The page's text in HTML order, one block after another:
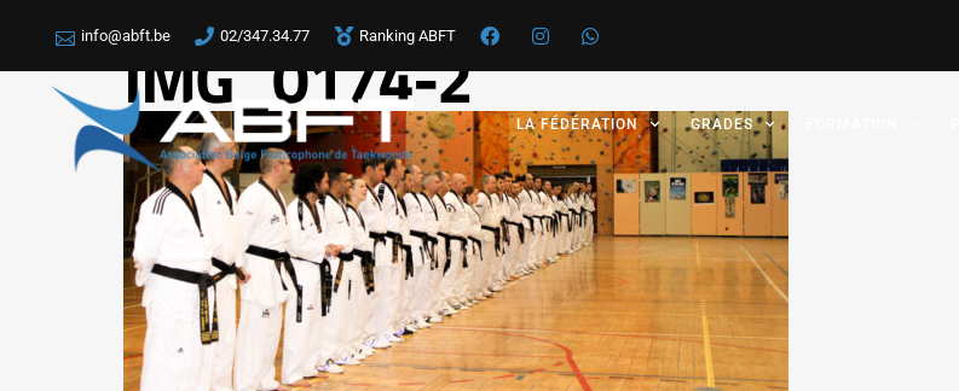
info@abft.be 02/347.34.77 Ranking ABFT
LA FÉDÉRATION GRADES
IMG_0174-2